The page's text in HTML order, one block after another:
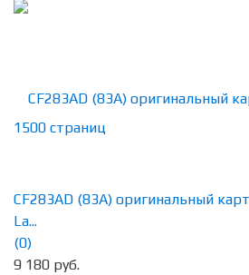
CF283AD (83A) оригинальный
La...
(0)
9 180 руб.